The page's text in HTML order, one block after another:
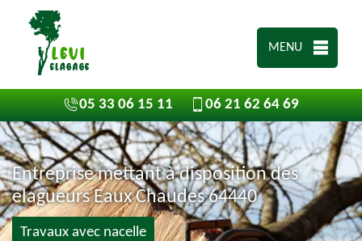
MENU
05 33 06 15 11 06 21 62 64 69
Entreprise mettant à disposition des
elagueurs Eaux Chaudes 64440
Travaux avec nacelle